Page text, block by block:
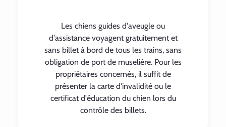
Les chiens guides d'aveugle ou
d'assistance voyagent gratuitement et
sans billet à bord de tous les trains, sans
obligation de port de muselière. Pour les
propriétaires concernés, il suffit de
présenter la carte d'invalidité ou le
certificat d'éducation du chien lors du
contrôle des billets.